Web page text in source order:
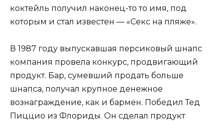
коктейль получил наконец-то то имя, под
которым и стал известен — «Секс на пляже».
В 1987 году выпускавшая персиковый шнапс
компания провела конкурс, продвигающий
продукт. Бар, сумевший продать больше
шнапса, получал крупное денежное
вознаграждение, как и бармен. Победил Тед
Пиццио из Флориды. Он сделал продукт